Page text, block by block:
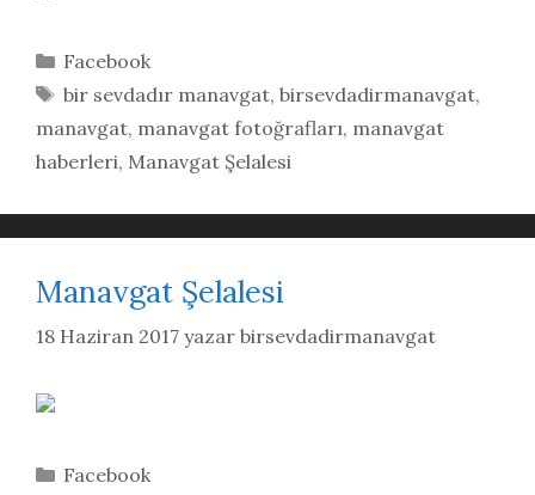
Kategoriler
Facebook
Etiketler
bir sevdadır manavgat, birsevdadirmanavgat,
manavgat, manavgat fotoğrafları, manavgat
haberleri, Manavgat Şelalesi
Manavgat Şelalesi
18 Haziran 2017 yazar birsevdadirmanavgat
Kategoriler
Facebook